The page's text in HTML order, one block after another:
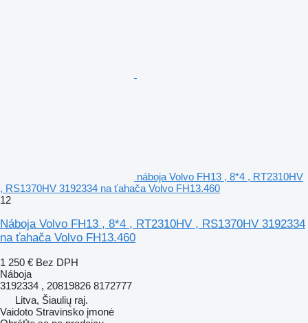
náboja Volvo FH13 , 8*4 , RT2310HV
, RS1370HV 3192334 na ťahača Volvo FH13.460
12
Náboja Volvo FH13 , 8*4 , RT2310HV , RS1370HV 3192334
na ťahača Volvo FH13.460
1 250 € Bez DPH
Náboja
3192334 , 20819826 8172777
Litva, Šiaulių raj.
Vaidoto Stravinsko įmonė